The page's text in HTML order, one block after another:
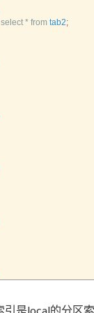
select * from tab2;
引是local的分区